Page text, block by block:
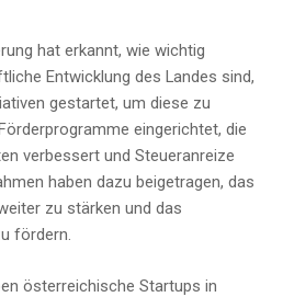
hat erkannt, wie wichtig
Entwicklung des Landes sind,
gestartet, um diese zu
eingerichtet, die
verbessert und Steueranreize
haben dazu beigetragen, das
zu stärken und das
fördern.
österreichische Startups in